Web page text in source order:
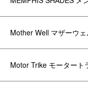
Mother Well マザーウ
Motor Trike モータート